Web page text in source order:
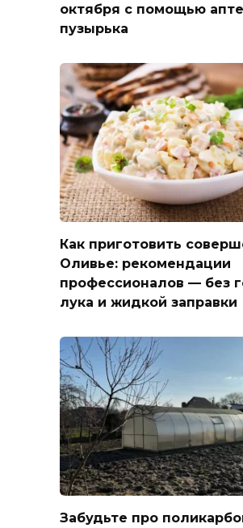
октября с помощью
пузырька
Как приготовить
Оливье: рекомендации
профессионалов — без
лука и жидкой заправки
Забудьте про